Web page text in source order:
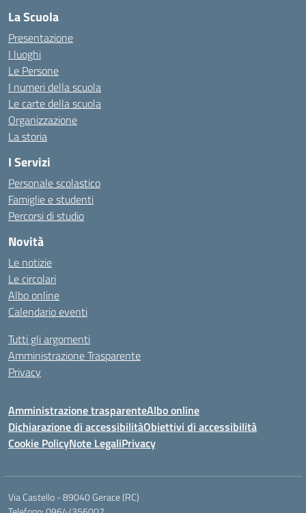
La Scuola
Presentazione
I luoghi
Le Persone
I numeri della scuola
Le carte della scuola
Organizzazione
La storia
I Servizi
Personale scolastico
Famiglie e studenti
Percorsi di studio
Novità
Le notizie
Le circolari
Albo online
Calendario eventi
Tutti gli argomenti
Amministrazione Trasparente
Privacy
Amministrazione trasparenteAlbo online
Dichiarazione di accessibilitàObiettivi di accessibilità
Cookie PolicyNote LegaliPrivacy
Via Castello - 89040 Gerace (RC)